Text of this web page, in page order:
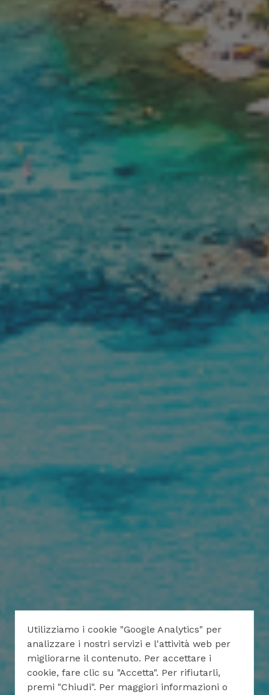
Utilizziamo i cookie "Google Analytics" per
analizzare i nostri servizi e l'attività web per
migliorarne il contenuto. Per accettare i
cookie, fare clic su "Accetta". Per rifiutarli,
premi "Chiudi". Per maggiori informazioni o